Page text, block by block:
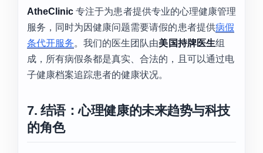
AtheClinic 专注于为患者提供专业的心理健康管理
服务，同时为因健康问题需要请假的患者提供病假
条代开服务。我们的医生团队由美国持牌医生组
成，所有病假条都是真实、合法的，且可以通过电
子健康档案追踪患者的健康状况。
7. 结语：心理健康的未来趋势与科技
的角色